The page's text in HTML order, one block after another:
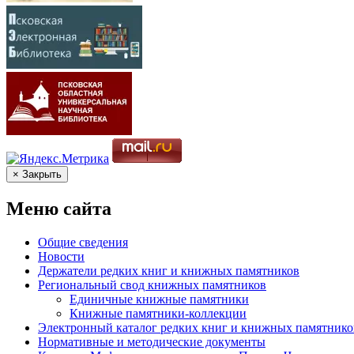
× Закрыть
Меню сайта
Общие сведения
Новости
Держатели редких книг и книжных памятников
Региональный свод книжных памятников
Единичные книжные памятники
Книжные памятники-коллекции
Электронный каталог редких книг и книжных
Нормативные и методические документы